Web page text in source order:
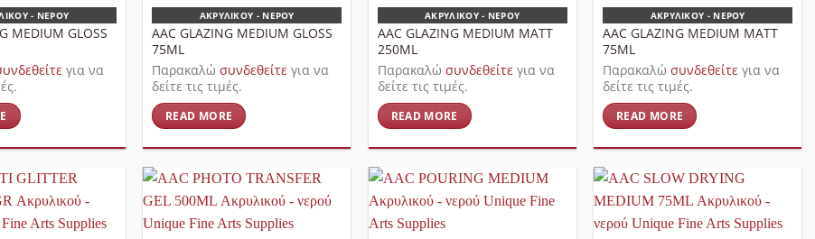
- ΝΕΡΟΎ
MEDIUM GLOSS
για να
ΑΚΡΥΛΙΚΟΎ - ΝΕΡΟΎ
AAC GLAZING MEDIUM GLOSS
75ML
Παρακαλώσυνδεθείτε για να
δείτε τις τιμές.
READ MORE
ΑΚΡΥΛΙΚΟΎ - ΝΕΡΟΎ
AAC GLAZING MEDIUM MATT
250ML
Παρακαλώ συνδεθείτε για να
δείτε τις τιμές.
READ MORE
ΑΚΡΥΛΙΚΟΎ - ΝΕΡΟΎ
AAC GLAZING MEDIUM MATT
75ML
Παρακαλώσυνδεθείτε για να
δείτε τις τιμές.
READ MORE